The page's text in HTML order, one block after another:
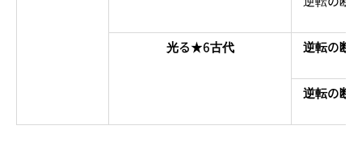
光る★6古代 逆転の断
逆転の断